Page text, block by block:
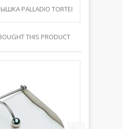
PALLADIO TORTEI
THIS PRODUCT